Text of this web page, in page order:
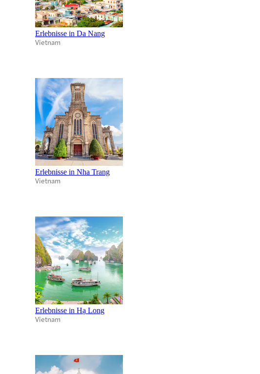
Erlebnisse in Da Nang
Vietnam
Erlebnisse in Nha Trang
Vietnam
Erlebnisse in Hạ Long
Vietnam